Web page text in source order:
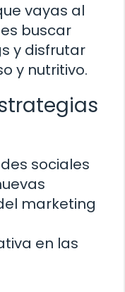
vayas al
buscar
y disfrutar
y nutritivo.
sociales
marketing
en las